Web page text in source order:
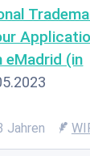
(in
Jahren